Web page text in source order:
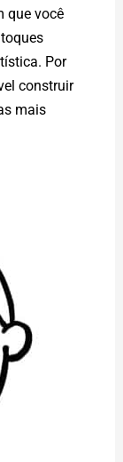
que você
Por
construir
mais